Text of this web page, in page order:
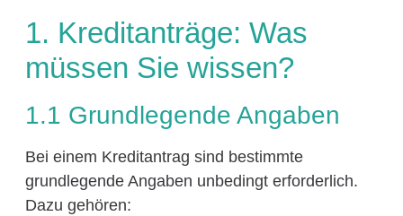
1. Kreditanträge: Was
müssen Sie wissen?
1.1 Grundlegende Angaben
Bei einem Kreditantrag sind bestimmte
grundlegende Angaben unbedingt erforderlich.
Dazu gehören: